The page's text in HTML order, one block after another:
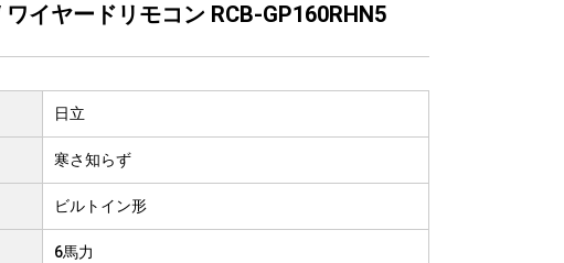
飲食店
イヤードリモコン RCB-GP160RHN5
日立
寒さ知らず
ビルトイン形
6馬力